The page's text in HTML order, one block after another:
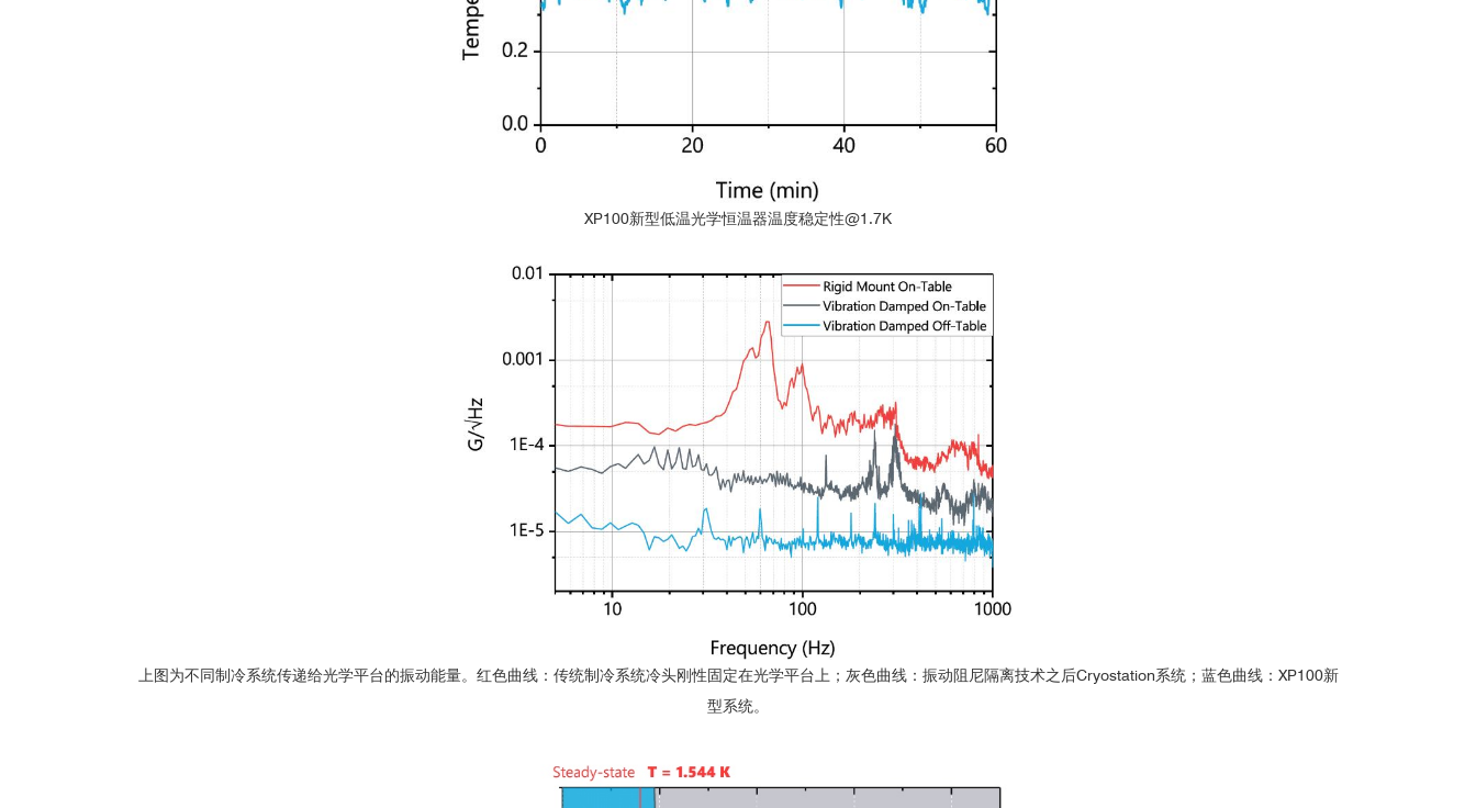
XP100新型低温光学恒温器温度稳定性@1.7K
上图为不同制冷系统传递给光学平台的振动能量。红色曲线：传统制冷系统冷头刚性固定在光学平台上；灰色曲线：振动阻尼隔离技术之后Cryostation系统；蓝色曲线：XP100新
型系统。